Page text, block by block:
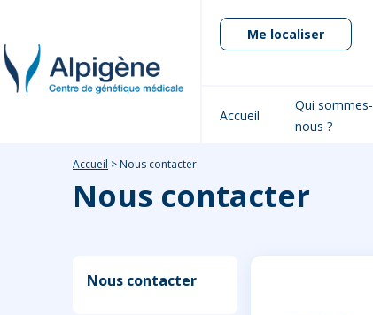
Me localiser
Accueil
Qui sommes-
nous ?
Accueil > Nous contacter
Nous contacter
Nous contacter